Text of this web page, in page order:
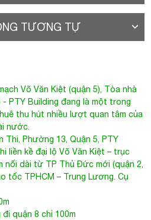
TƯƠNG TỰ
Võ Văn Kiệt (quận 5), Tòa nhà
- PTY Building đang là một trong
thu hút nhiều lượt quan tâm của
nước.
Thi, Phường 13, Quận 5, PTY
liền kề đại lộ Võ Văn Kiệt – trục
nối dài từ TP Thủ Đức mới (quận 2,
tốc TPHCM – Trung Lương. Cụ
quận 8 chỉ 100m